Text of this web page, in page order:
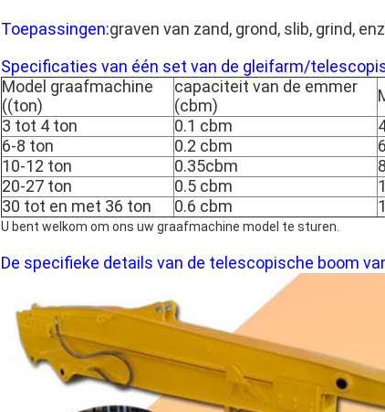
Toepassingen:graven van zand, grond, slib, grind,
Specificaties van één set van de gleifarm/
Model graafmachine
((ton)
capaciteit van de emmer
(cbm)
3 tot 4 ton
0.1 cbm
6-8 ton
0.2 cbm
10-12 ton
0.35cbm
20-27 ton
0.5 cbm
30 tot en met 36 ton
0.6 cbm
U bent welkom om ons uw graafmachine model te sturen.
De specifieke details van de telescopische boom